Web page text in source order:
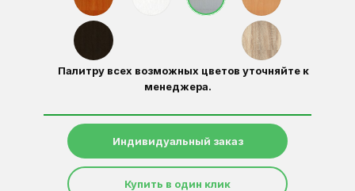
Палитру всех возможных цветов уточняйте к
менеджера.
Индивидуальный заказ
Купить в один клик